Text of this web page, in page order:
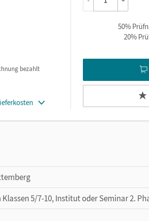
integriert.
bis zur reflektierten
optionale digitale
App oder auf
bezahlt
50%
20%
5/7-10, Institut oder Seminar 2.